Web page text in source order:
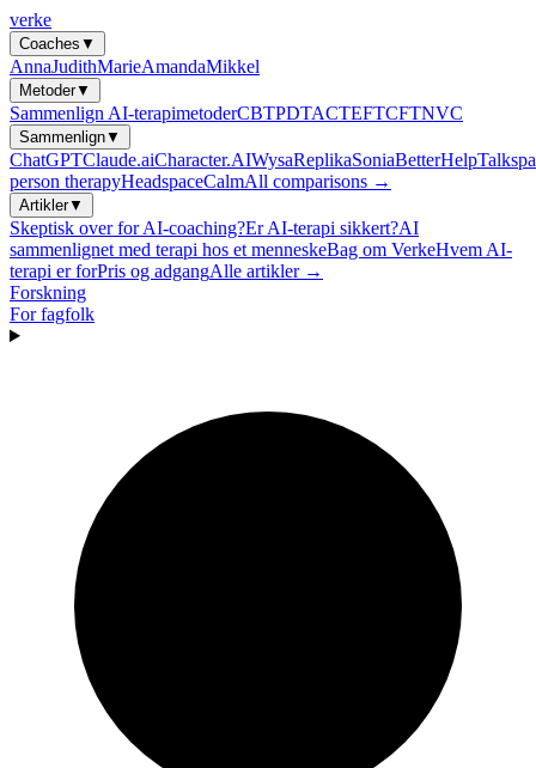
verke
Coaches ▼
AnnaJudithMarieAmandaMikkel
Metoder▼
Sammenlign AI-terapimetoderCBTPDTACTEFTCFTNVC
Sammenlign▼
ChatGPTClaude.aiCharacter.AIWysaReplikaSoniaBetterHelp
person therapyHeadspaceCalmAll comparisons →
Artikler▼
Skeptisk over for AI-coaching?Er AI-terapi sikkert?AI
sammenlignet med terapi hos et menneskeBag om VerkeHvem AI-
terapi er forPris og adgangAlle artikler →
Forskning
For fagfolk